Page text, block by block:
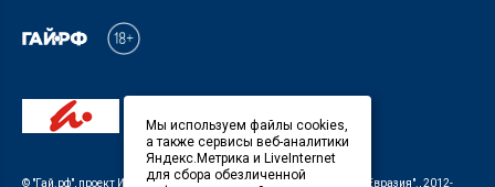
© "Гай.рф" , проект ИП Савин В.В. Служба информации: ООО "ТРК "Евразия". , 2012-
Мы используем файлы cookies,
а также сервисы веб-аналитики
Яндекс.Метрика и LiveInternet
для сбора обезличенной